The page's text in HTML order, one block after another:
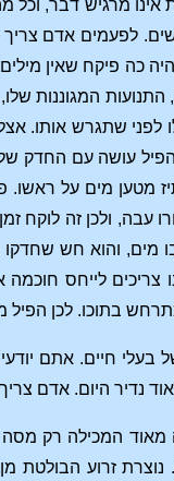
אינו מרגיש דבר,
לפעמים אדם
כה פיקח שאין
התנועות המגוננות
לפני שתגרש אותו.
עושה עם החדק שלו
מטען מים על ראשו.
עבה, ולכן זה לוקח
מים, והוא חש
לייחס
בתוכו. לכן הפיל
חיים. אתם
נדיר היום. אדם
זרוע הבולטת